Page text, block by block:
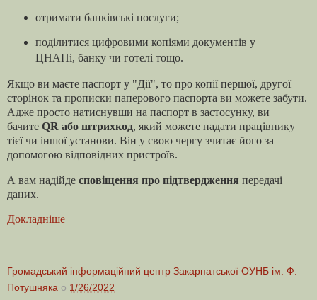
отримати банківські послуги;
поділитися цифровими копіями документів у
ЦНАПі, банку чи готелі тощо.
Якщо ви маєте паспорт у "Дії", то про копії першої, другої
сторінок та прописки паперового паспорта ви можете забути.
Адже просто натиснувши на паспорт в застосунку, ви
бачите QR або штрихкод, який можете надати працівнику
тієї чи іншої установи. Він у свою чергу зчитає його за
допомогою відповідних пристроїв.
А вам надійде сповіщення про підтвердження передачі
даних.
Докладніше
Громадський інформаційний центр Закарпатської ОУНБ ім. Ф.
Потушняка о 1/26/2022